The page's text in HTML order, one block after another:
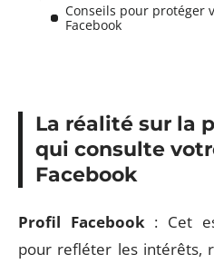
Conseils pour protéger
Facebook
La réalité sur la
qui consulte
Facebook
Profil Facebook : Cet
pour refléter les intérêts,